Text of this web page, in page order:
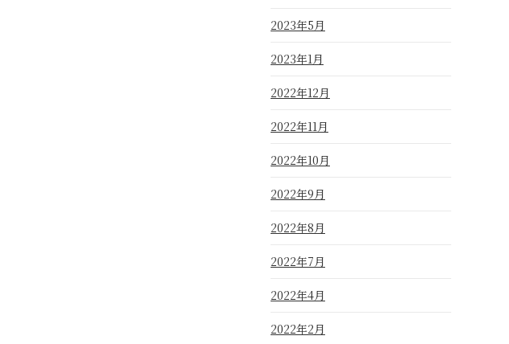
2023年5月
2023年1月
2022年12月
2022年11月
2022年10月
2022年9月
2022年8月
2022年7月
2022年4月
2022年2月